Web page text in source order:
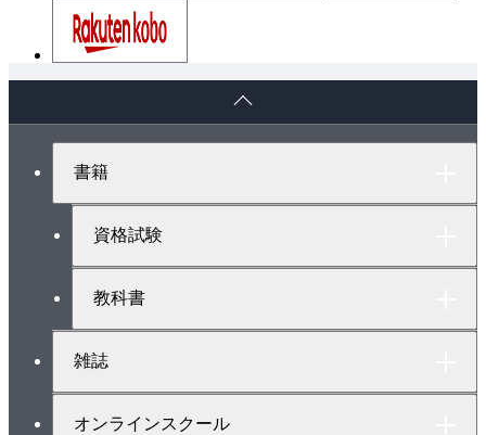
書籍
資格試験
教科書
雑誌
オンラインスクール